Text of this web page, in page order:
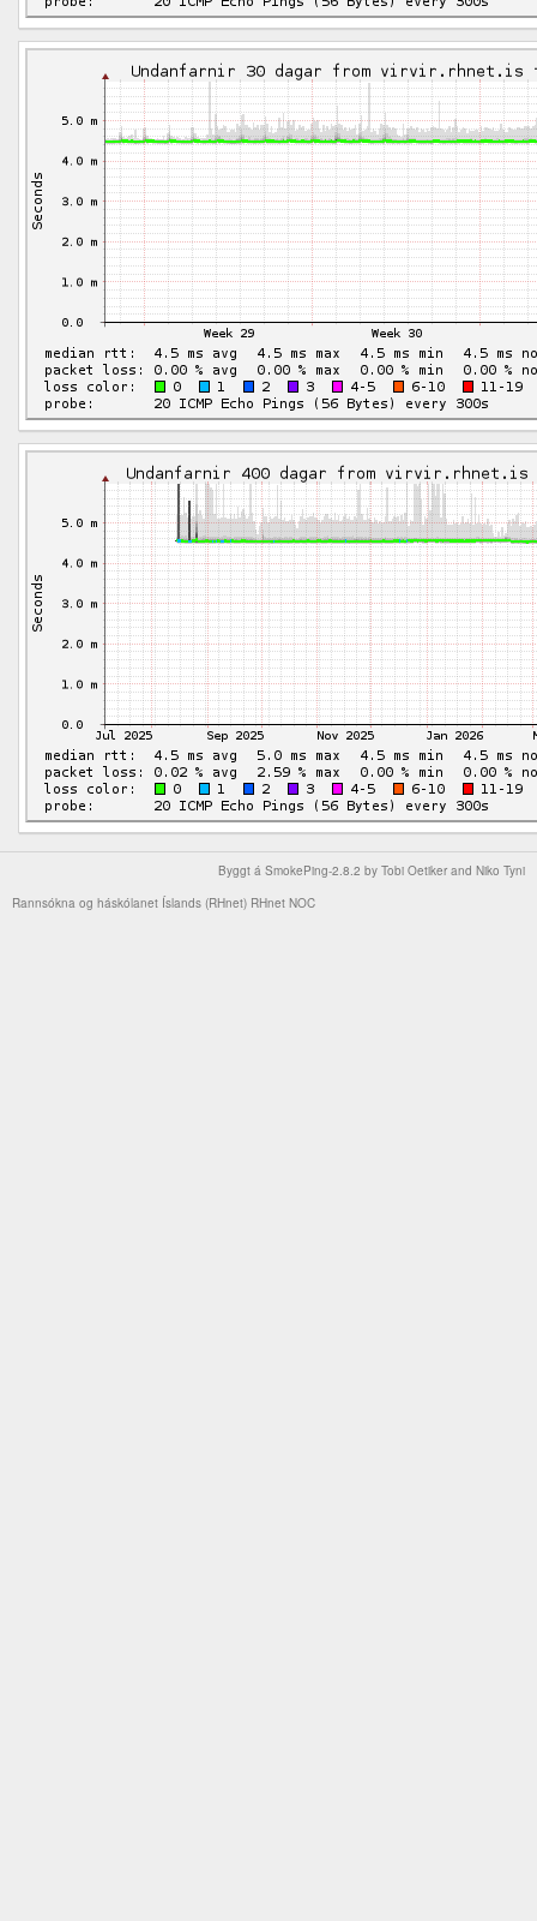
Byggt á SmokePing-2.8.2 by Tobi Oetiker and Niko Tyni
Rannsókna og háskólanet Íslands (RHnet) RHnet NOC